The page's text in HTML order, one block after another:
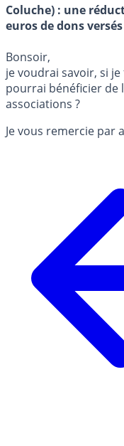
Coluche) : une
euros de dons versés
Bonsoir,
je voudrai savoir, si
pourrai bénéficier de
associations ?
Je vous remercie par